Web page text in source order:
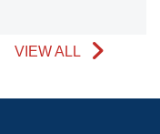
VIEW ALL